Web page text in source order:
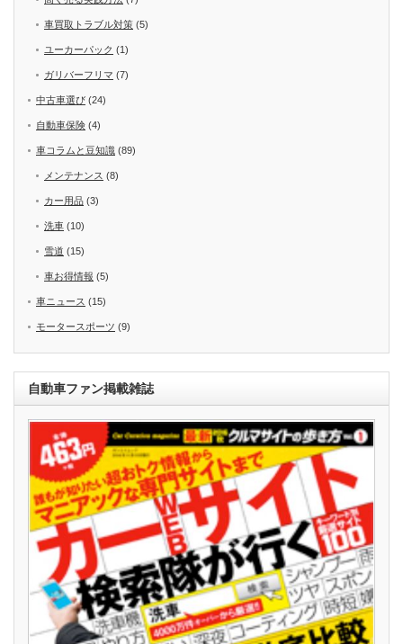
車買取トラブル対策 (5)
ユーカーパック (1)
ガリバーフリマ (7)
中古車選び (24)
自動車保険 (4)
車コラムと豆知識 (89)
メンテナンス (8)
カー用品 (3)
洗車 (10)
雪道 (15)
車お得情報 (5)
車ニュース (15)
モータースポーツ (9)
自動車ファン掲載雑誌